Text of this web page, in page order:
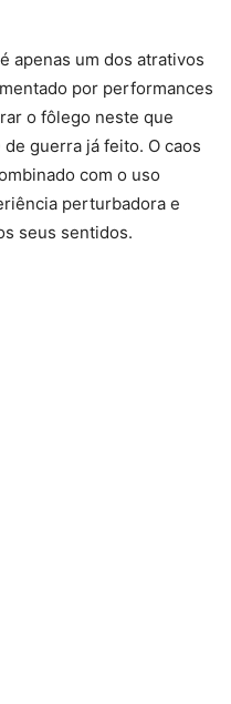
apenas um dos atrativos
por performances
o fôlego neste que
de guerra já feito. O caos
com o uso
perturbadora e
seus sentidos.